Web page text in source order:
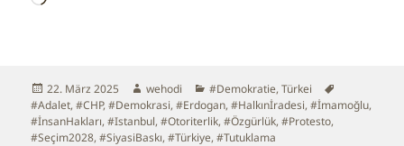
Veröffentlicht
am
22. März 2025 Autor
wehodi Kategorien
#Demokratie,Türkei
#Adalet,#CHP,#Demokrasi,#Erdogan,#Halkınİradesi,#İmamoğlu,
#İnsanHakları,#Istanbul,#Otoriterlik,#Özgürlük,#Protesto,
#Seçim2028,#SiyasiBaskı,#Türkiye,#Tutuklama